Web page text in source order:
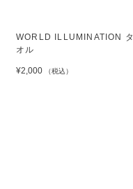
WORLD ILLUMINATION タ
オル
¥2,000 （税込）